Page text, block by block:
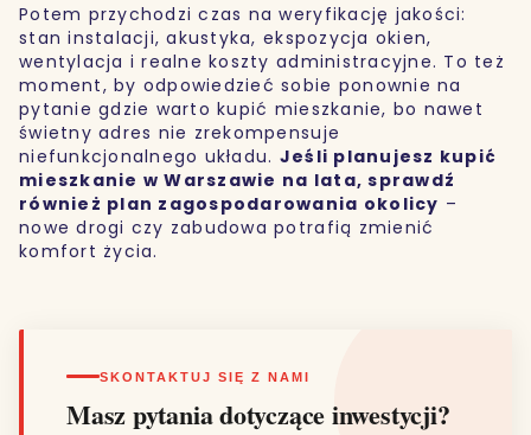
Potem przychodzi czas na weryfikację jakości:
stan instalacji, akustyka, ekspozycja okien,
wentylacja i realne koszty administracyjne. To też
moment, by odpowiedzieć sobie ponownie na
pytanie gdzie warto kupić mieszkanie, bo nawet
świetny adres nie zrekompensuje
niefunkcjonalnego układu. Jeśli planujesz kupić
mieszkanie w Warszawie na lata, sprawdź
również plan zagospodarowania okolicy –
nowe drogi czy zabudowa potrafią zmienić
komfort życia.
SKONTAKTUJ SIĘ Z NAMI
Masz pytania dotyczące inwestycji?